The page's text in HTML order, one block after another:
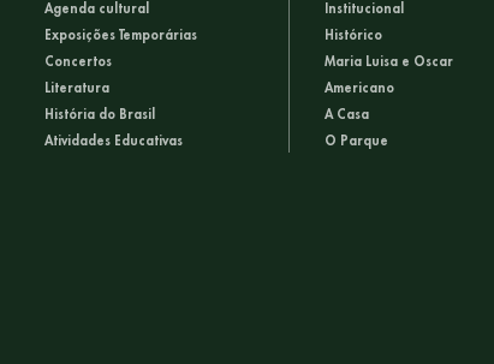
Agenda cultural
Exposições Temporárias
Concertos
Literatura
História do Brasil
Atividades Educativas
Institucional
Histórico
Maria Luisa e Oscar
Americano
A Casa
O Parque